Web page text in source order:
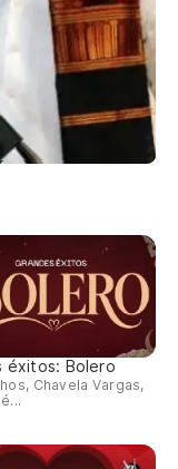
éxitos: Bolero
Chavela Vargas,